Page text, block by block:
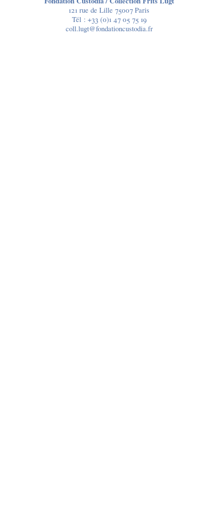
121 rue de Lille 75007 Paris
Tél : +33 (0)1 47 05 75 19
coll.lugt@fondationcustodia.fr